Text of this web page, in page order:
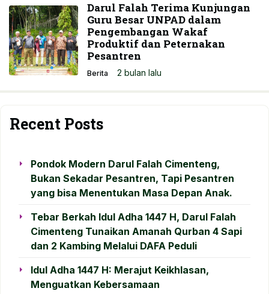
Darul Falah Terima Kunjungan
Guru Besar UNPAD dalam
Pengembangan Wakaf
Produktif dan Peternakan
Pesantren
Berita 2 bulan lalu
Recent Posts
Pondok Modern Darul Falah Cimenteng,
Bukan Sekadar Pesantren, Tapi Pesantren
yang bisa Menentukan Masa Depan Anak.
Tebar Berkah Idul Adha 1447 H, Darul Falah
Cimenteng Tunaikan Amanah Qurban 4 Sapi
dan 2 Kambing Melalui DAFA Peduli
Idul Adha 1447 H: Merajut Keikhlasan,
Menguatkan Kebersamaan